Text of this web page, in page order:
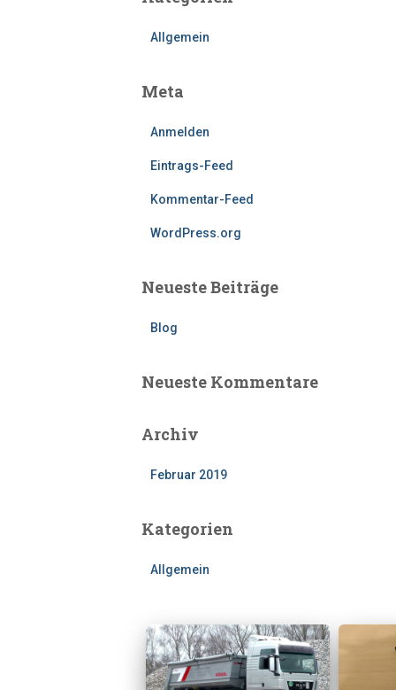
Allgemein
Meta
Anmelden
Eintrags-Feed
Kommentar-Feed
WordPress.org
Neueste Beiträge
Blog
Neueste Kommentare
Archiv
Februar 2019
Kategorien
Allgemein